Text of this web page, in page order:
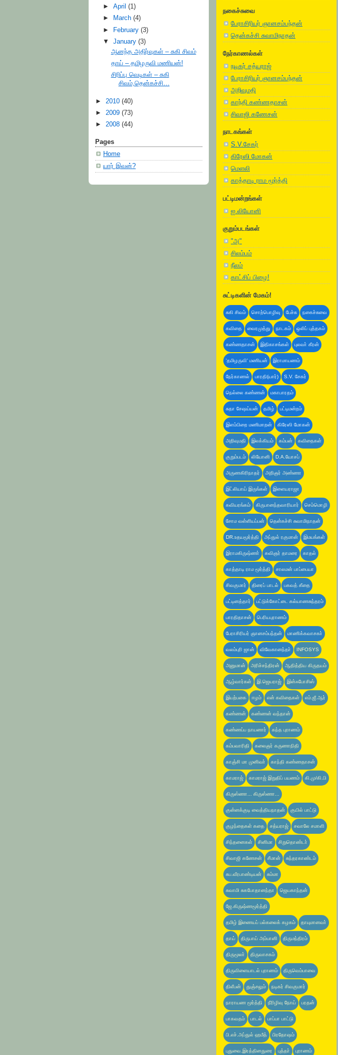
►April(1)
►
March(4)
►
February(3)
▼January(3)
ஆனந்த அதிர்வுகள் – சுகி சிவம்
தாய் – தமிழருவி மணியன்!
சிரிப்பு வெடிகள் – சுகி
சிவம்,தென்கச்சி…
► 2010 (40)
► 2009 (73)
► 2008 (44)
Pages
Home
யார் இவன்?
நகைச்சுவை
பேராசிரியர் ஞானசம்பந்தன்
தென்கச்சி சுவாமிநாதன்
நேர்காணல்கள்
நடிகர் சத்யராஜ்
பேராசிரியர் ஞானசம்பந்தன்
அறிவுமதி
காந்தி கண்ணதாசன்
சிவாஜி கணேசன்
நாடகங்கள்
S.V.சேகர்
கிரேஸி மோகன்
மெளலி
காத்தாடி ராம மூர்த்தி
பட்டிமன்றங்கள்
ஐ.லியோனி
குறும்படங்கள்
"அ"
சிலம்பம்
நீலம்
காட்சிப் பிழை!
சுட்டிகளின் மேகம்!
சுகி சிவம் சொற்பொழிவு பேச்சு நகைச்சுவை
கவிதை வைரமுத்து நாடகம் ஒலிப் புத்தகம்
கண்ணதாசன் இதிகாசங்கள் புலவா் கீரன்
'தமிழருவி' மணியன் இராமாயணம்
நேர்காணல் பாரதி(யார்) S.V. சேகர்
நெல்லை கண்ணன் மகாபாரதம்
சுதா சேஷய்யன் தமிழ் பட்டிமன்றம்
இளம்பிறை மணிமாறன் கிரேஸி மோகன்
அறிவுமதி இலக்கியம் கம்பன் கவிதைகள்
குறும்படம் லியோனி D.A.யோசப்
அருணகிரிநாதர் அறிஞர் அண்ணா
இட்லியாய் இருங்கள் இளையராஜா
கவியரங்கம் கிருபானந்தவாரியார் செம்மொழி
சோம வள்ளியப்பன் தென்கச்சி சுவாமிநாதன்
DR.உதயமூர்த்தி அப்துல் ரகுமான் இமயங்கள்
இராமகிருஷ்ணா் கவிஞர் தாமரை காதல்
காத்தாடி ராம மூர்த்தி சாலமன் பாப்பையா
சிவகுமார் திரைப் பாடல் பகவத் கீதை
பட்டினத்தார் பட்டுக்கோட்டை கல்யாணசுந்தரம்
பாரதிதாசன் பெரியபுராணம்
பேராசிரியர் ஞானசம்பந்தன் மாணிக்கவாசகா்
வலம்புரி ஜான் விவேகானந்தா் INFOSYS
அனுமான் அரிச்சந்திரன் ஆதித்திய கிருதயம்
ஆழ்வார்கள் இ.ஜெயராஜ் இன்ஃபோசிஸ்
இயற்பகை ஈழம் என் கவிதைகள் எம்.ஜீ.ஆர்
கண்ணன் கண்ணன் வந்தான்
கண்ணப்ப நாயனார் கந்த புராணம்
கம்பவாரிதி கலைஞர் கருணாநிதி
காஞ்சி மா முனிவா் காந்தி கண்ணதாசன்
காமராஜ் காமராஜ் இறுதிப் பயணம் கி.மு/கி.பி
கிருஸ்ணா... கிருஸ்ணா...
குன்னக்குடி வைத்தியநாதன் குயில் பாட்டு
குழந்தைகள் கதை சத்யராஜ் சவாலே சமாளி
சிந்தனைகள் சினிமா சிறுதொண்டா்
சிவாஜி கணேசன் சீமான் சுந்தரகாண்டம்
சுப.வீரபாண்டியன் சும்மா
சுவாமி சுகபோதானந்தா ஜெயகாந்தன்
ஜே.கிருஷ்ணமூர்த்தி
தமிழ் இணையப் பல்கலைக் கழகம் தாயுமானவா்
தாய் திருபாய் அம்பானி திருமந்திரம்
திருமூலா் திருவாசகம்
திருவிளையாடல் புராணம் திருவெம்பாவை
திலீபன் துஞ்சலும் நடிகர் சிவகுமார்
நாராயண மூர்த்தி நீரிழிவு நோய் பரதன்
பாகவதம் பாடல் பாப்பா பாட்டு
பி.எச்.அப்துல் ஹமீத் பிரதோஷம்
புதுவை.இரத்தினதுரை புத்தா் புராணம்